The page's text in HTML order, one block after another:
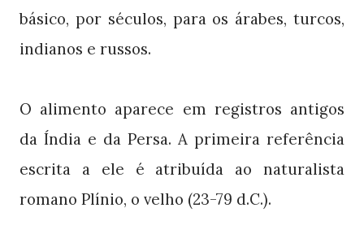
básico, por séculos, para os árabes, turcos,
indianos e russos.
O alimento aparece em registros antigos
da Índia e da Persa. A primeira referência
escrita a ele é atribuída ao naturalista
romano Plínio, o velho (23-79 d.C.).